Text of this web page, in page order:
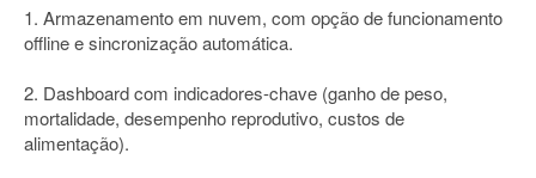
1. Armazenamento em nuvem, com opção de funcionamento
offline e sincronização automática.
2. Dashboard com indicadores-chave (ganho de peso,
mortalidade, desempenho reprodutivo, custos de
alimentação).